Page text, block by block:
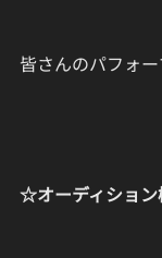
皆さんのパフォ
☆オーディショ